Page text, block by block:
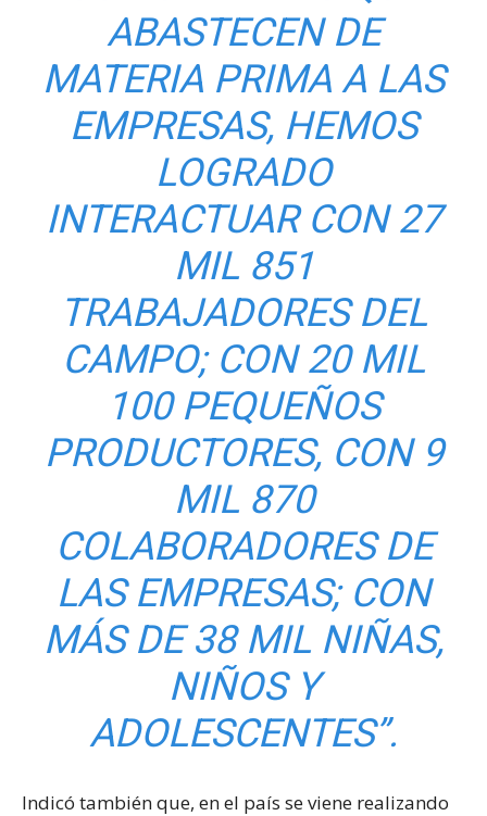
ABASTECEN DE
MATERIA PRIMA A LAS
EMPRESAS, HEMOS
LOGRADO
INTERACTUAR CON 27
MIL 851
TRABAJADORES DEL
CAMPO; CON 20 MIL
100 PEQUEÑOS
PRODUCTORES, CON 9
MIL 870
COLABORADORES DE
LAS EMPRESAS; CON
MÁS DE 38 MIL NIÑAS,
NIÑOS Y
ADOLESCENTES”.
Indicó también que, en el país se viene realizando